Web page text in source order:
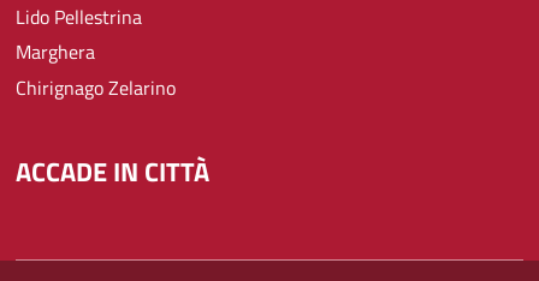
Lido Pellestrina
Marghera
Chirignago Zelarino
ACCADE IN CITTÀ